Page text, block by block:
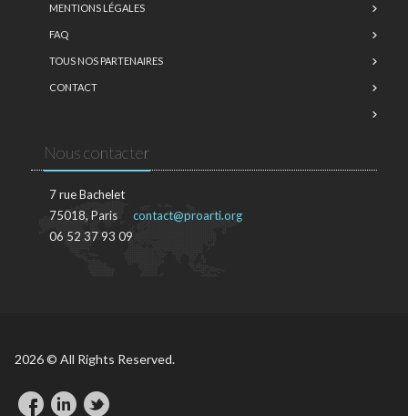
MENTIONS LÉGALES
FAQ
TOUS NOS PARTENAIRES
CONTACT
Nous contacter
7 rue Bachelet
75018, Paris
06 52 37 93 09
contact@proarti.org
2026 © All Rights Reserved.